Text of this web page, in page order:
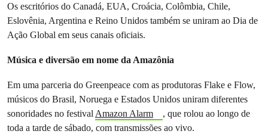
Os escritórios do Canadá, EUA, Croácia, Colômbia, Chile,
Eslovênia, Argentina e Reino Unidos também se uniram ao Dia de
Ação Global em seus canais oficiais.
Música e diversão em nome da Amazônia
Em uma parceria do Greenpeace com as produtoras Flake e Flow,
músicos do Brasil, Noruega e Estados Unidos uniram diferentes
sonoridades no festivalAmazon Alarm
, que rolou ao longo de
toda a tarde de sábado, com transmissões ao vivo.